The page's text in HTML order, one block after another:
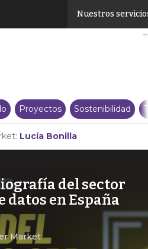
Nuestros
Proyectos Sostenibilidad
Lucía Bonilla
del sector
datos en España
Market